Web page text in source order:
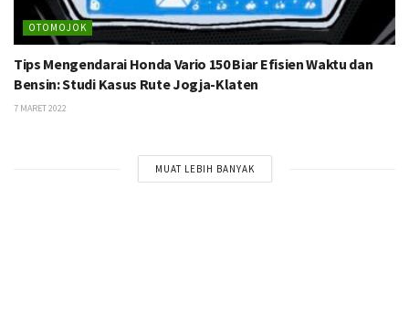
OTOMOJOK
Tips Mengendarai Honda Vario 150 Biar Efisien Waktu dan
Bensin: Studi Kasus Rute Jogja-Klaten
7 MARET 2022
MUAT LEBIH BANYAK